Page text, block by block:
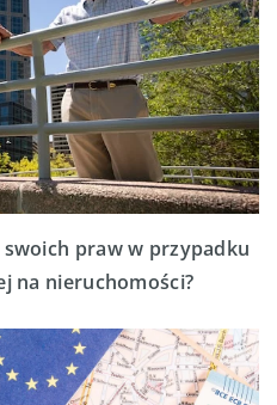
praw w przypadku
na nieruchomości?